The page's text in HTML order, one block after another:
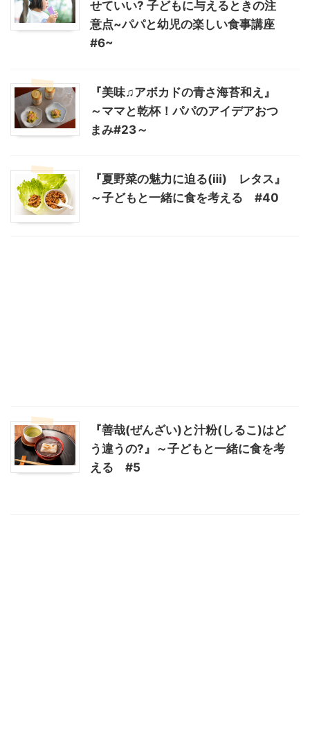
せていい? 子どもに与えるときの注
意点~パパと幼児の楽しい食事講座
#6~
『美味♫アボカドの青さ海苔和え』
～ママと乾杯！パパのアイデアおつ
まみ#23～
『夏野菜の魅力に迫る(ⅲ) レタス』
～子どもと一緒に食を考える #40
『善哉(ぜんざい)と汁粉(しるこ)はど
う違うの?』～子どもと一緒に食を考
える #5